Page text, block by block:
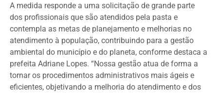
A medida responde a uma solicitação de grande parte
dos profissionais que são atendidos pela pasta e
contempla as metas de planejamento e melhorias no
atendimento à população, contribuindo para a gestão
ambiental do município e do planeta, conforme destaca a
prefeita Adriane Lopes. “Nossa gestão atua de forma a
tornar os procedimentos administrativos mais ágeis e
eficientes, objetivando a melhoria do atendimento e dos